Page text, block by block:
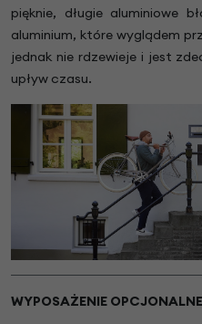
pięknie, długie aluminiowe
aluminium, które wyglądem
jednak nie rdzewieje i jest
upływ czasu.
WYPOSAŻENIE